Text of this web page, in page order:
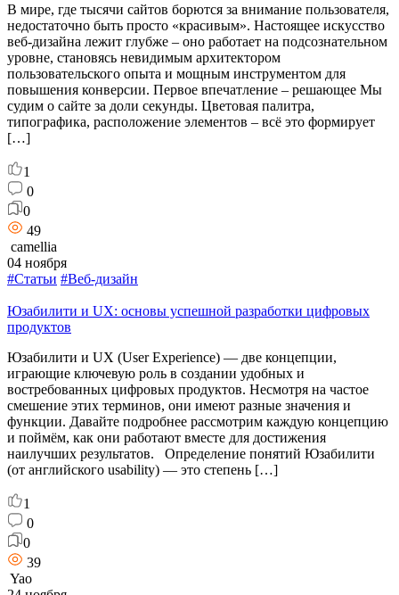
В мире, где тысячи сайтов борются за внимание пользователя,
недостаточно быть просто «красивым». Настоящее искусство
веб-дизайна лежит глубже – оно работает на подсознательном
уровне, становясь невидимым архитектором
пользовательского опыта и мощным инструментом для
повышения конверсии. Первое впечатление – решающее Мы
судим о сайте за доли секунды. Цветовая палитра,
типографика, расположение элементов – всё это формирует
[…]
1
0
0
49
camellia
04 ноября
#Статьи #Веб-дизайн
Юзабилити и UX: основы успешной разработки цифровых
продуктов
Юзабилити и UX (User Experience) — две концепции,
играющие ключевую роль в создании удобных и
востребованных цифровых продуктов. Несмотря на частое
смешение этих терминов, они имеют разные значения и
функции. Давайте подробнее рассмотрим каждую концепцию
и поймём, как они работают вместе для достижения
наилучших результатов. Определение понятий Юзабилити
(от английского usability) — это степень […]
1
0
0
39
Yao